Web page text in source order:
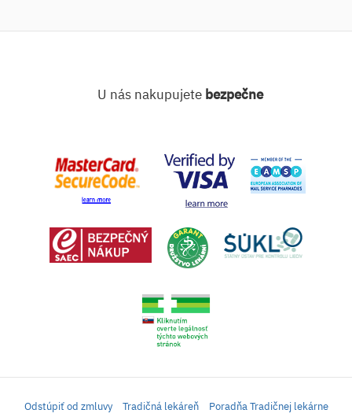
U nás nakupujete bezpečne
Odstúpiť od zmluvy Tradičná lekáreň Poradňa Tradičnej lekárne